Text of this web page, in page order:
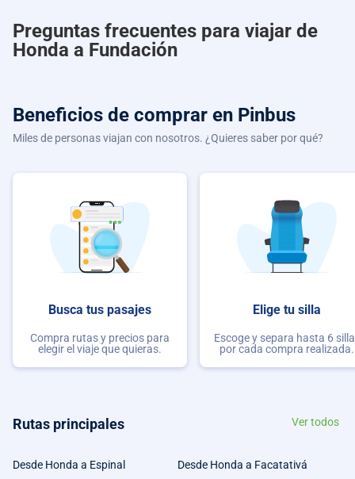
Preguntas frecuentes para viajar de
Honda a Fundación
Beneficios de comprar en Pinbus
Miles de personas viajan con nosotros. ¿Quieres saber por qué?
Busca tus pasajes
Compra rutas y precios para
elegir el viaje que quieras.
Elige tu silla
Escoge y separa hasta 6
por cada compra realizada.
Rutas principales Ver todos
Desde Honda a Espinal Desde Honda a Facatativá